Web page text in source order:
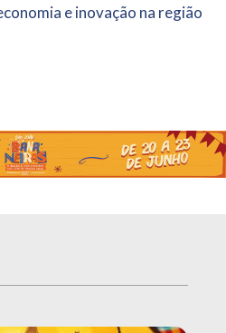
e inovação na região